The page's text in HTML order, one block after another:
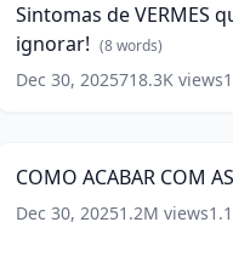
você
NÃO
PODE
ignorar!
Sintomas de VERMES
ignorar! (8words)
Dec 30, 2025718.3K views
COMO
ESTRIAS (5
words)
COMO ACABAR COM
Dec 30, 20251.2M views